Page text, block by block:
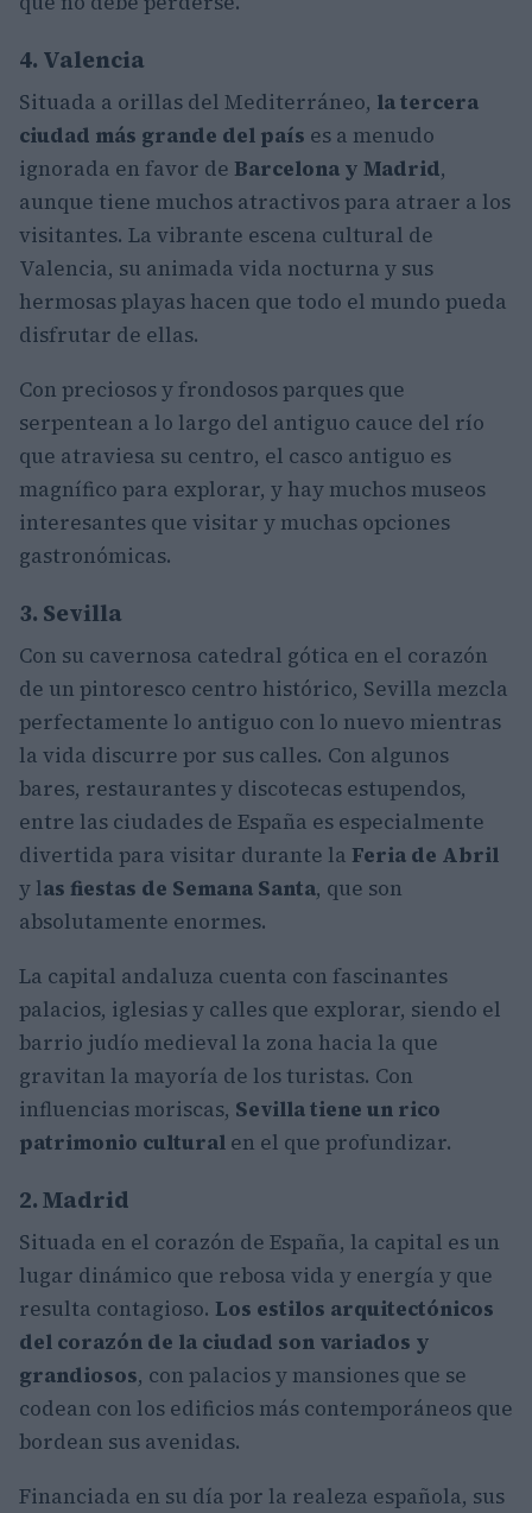
4. Valencia
Situada a orillas del Mediterráneo, la tercera
ciudad más grande del país es a menudo
ignorada en favor de Barcelona y Madrid,
aunque tiene muchos atractivos para atraer a los
visitantes. La vibrante escena cultural de
Valencia, su animada vida nocturna y sus
hermosas playas hacen que todo el mundo pueda
disfrutar de ellas.
Con preciosos y frondosos parques que
serpentean a lo largo del antiguo cauce del río
que atraviesa su centro, el casco antiguo es
magnífico para explorar, y hay muchos museos
interesantes que visitar y muchas opciones
gastronómicas.
3. Sevilla
Con su cavernosa catedral gótica en el corazón
de un pintoresco centro histórico, Sevilla mezcla
perfectamente lo antiguo con lo nuevo mientras
la vida discurre por sus calles. Con algunos
bares, restaurantes y discotecas estupendos,
entre las ciudades de España es especialmente
divertida para visitar durante la Feria de Abril
y las fiestas de Semana Santa, que son
absolutamente enormes.
La capital andaluza cuenta con fascinantes
palacios, iglesias y calles que explorar, siendo el
barrio judío medieval la zona hacia la que
gravitan la mayoría de los turistas. Con
influencias moriscas, Sevilla tiene un rico
patrimonio cultural en el que profundizar.
2. Madrid
Situada en el corazón de España, la capital es un
lugar dinámico que rebosa vida y energía y que
resulta contagioso. Los estilos arquitectónicos
del corazón de la ciudad son variados y
grandiosos, con palacios y mansiones que se
codean con los edificios más contemporáneos que
bordean sus avenidas.
Financiada en su día por la realeza española, sus